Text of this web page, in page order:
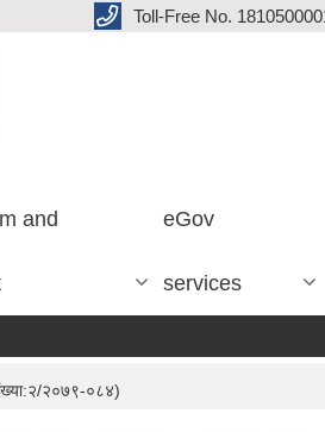
Toll-Free No.
and eGov
services
२०७९-०८४)